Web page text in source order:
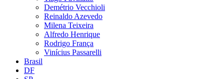
Demétrio Vecchioli
Reinaldo Azevedo
Milena Teixeira
Alfredo Henrique
Rodrigo França
Vinícius Passarelli
Brasil
DF